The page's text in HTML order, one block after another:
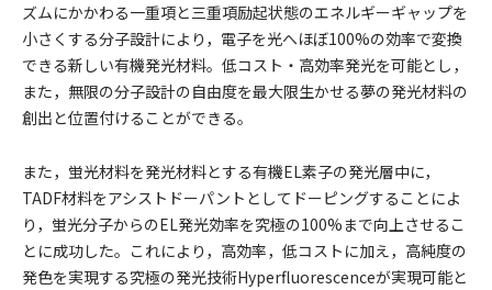
ズムにかかわる一重項と三重項励起状態のエネルギーギャップを
小さくする分子設計により，電子を光へほぼ100%の効率で変換
できる新しい有機発光材料。低コスト・高効率発光を可能とし，
また，無限の分子設計の自由度を最大限生かせる夢の発光材料の
創出と位置付けることができる。
また，蛍光材料を発光材料とする有機EL素子の発光層中に，
TADF材料をアシストドーパントとしてドーピングすることによ
り，蛍光分子からのEL発光効率を究極の100%まで向上させるこ
とに成功した。これにより，高効率，低コストに加え，高純度の
発色を実現する究極の発光技術Hyperfluorescenceが実現可能と